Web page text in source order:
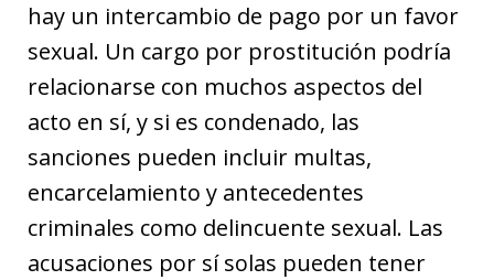
hay un intercambio de pago por un favor
sexual. Un cargo por prostitución podría
relacionarse con muchos aspectos del
acto en sí, y si es condenado, las
sanciones pueden incluir multas,
encarcelamiento y antecedentes
criminales como delincuente sexual. Las
acusaciones por sí solas pueden tener